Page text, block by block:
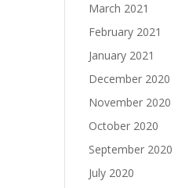
March 2021
February 2021
January 2021
December 2020
November 2020
October 2020
September 2020
July 2020